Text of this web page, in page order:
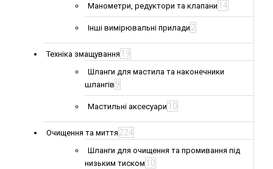
Манометри, редуктори та клапани 14
Інші вимірювальні прилади 2
Техніка змащування 19
Шланги для мастила та наконечники
шлангів 9
Мастильні аксесуари 10
Очищення та миття 224
Шланги для очищення та промивання під
низьким тиском 10